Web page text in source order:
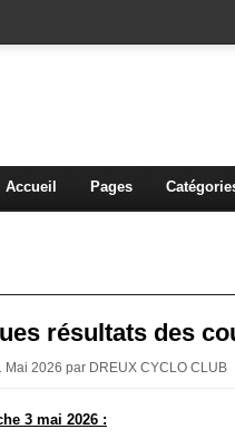
Accueil Pages
résultats des
Mai 2026 par DREUX CYCLO CLUB
3 mai 2026 :